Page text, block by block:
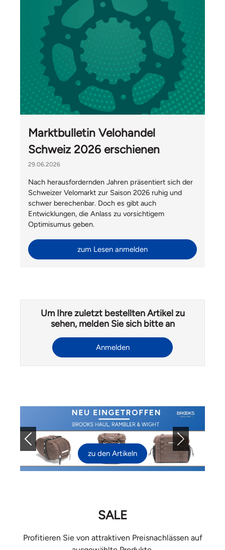
Marktbulletin Velohandel
Schweiz 2026 erschienen
29.06.2026
Nach herausfordernden Jahren präsentiert sich der
Schweizer Velomarkt zur Saison 2026 ruhig und
schwer berechenbar. Doch es gibt auch
Entwicklungen, die Anlass zu vorsichtigem
Optimisumus geben.
zum Lesen anmelden
Um Ihre zuletzt bestellten Artikel zu
sehen, melden Sie sich bitte an
Anmelden
zu den Artikeln
Previous Next
SALE
Profitieren Sie von attraktiven Preisnachlässen auf